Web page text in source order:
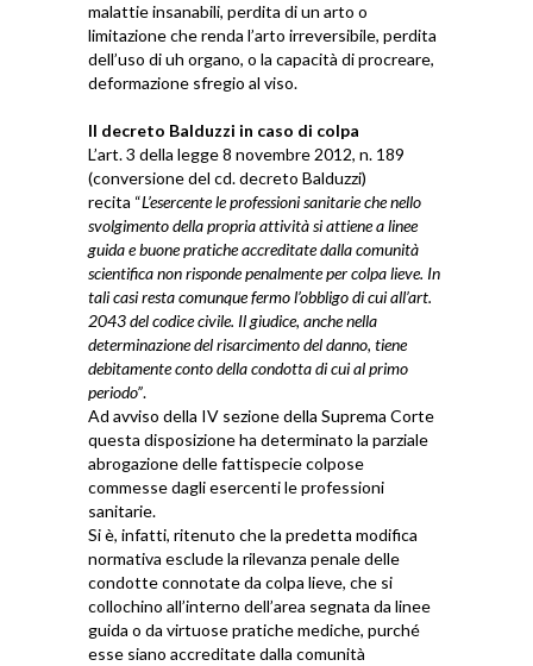
malattie insanabili, perdita di un arto o
limitazione che renda l’arto irreversibile, perdita
dell’uso di uh organo, o la capacità di procreare,
deformazione sfregio al viso.
Il decreto Balduzzi in caso di colpa
L’art. 3 della legge 8 novembre 2012, n. 189
(conversione del cd. decreto Balduzzi)
recita “L’esercente le professioni sanitarie che nello
svolgimento della propria attività si attiene a linee
guida e buone pratiche accreditate dalla comunità
scientifica non risponde penalmente per colpa lieve. In
tali casi resta comunque fermo l’obbligo di cui all’art.
2043 del codice civile. Il giudice, anche nella
determinazione del risarcimento del danno, tiene
debitamente conto della condotta di cui al primo
periodo”.
Ad avviso della IV sezione della Suprema Corte
questa disposizione ha determinato la parziale
abrogazione delle fattispecie colpose
commesse dagli esercenti le professioni
sanitarie.
Si è, infatti, ritenuto che la predetta modifica
normativa esclude la rilevanza penale delle
condotte connotate da colpa lieve, che si
collochino all’interno dell’area segnata da linee
guida o da virtuose pratiche mediche, purché
esse siano accreditate dalla comunità